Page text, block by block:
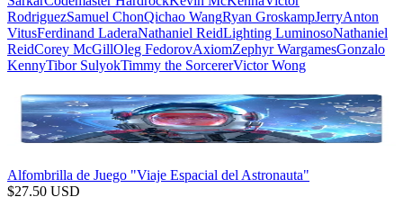
RodriguezSamuel ChonQichao WangRyan GroskampJerryAnton
VitusFerdinand LaderaNathaniel ReidLighting LuminosoNathaniel
ReidCorey McGillOleg FedorovAxiomZephyr WargamesGonzalo
KennyTibor SulyokTimmy the SorcererVictor Wong
Alfombrilla de Juego "Viaje Espacial del Astronauta"
$27.50 USD